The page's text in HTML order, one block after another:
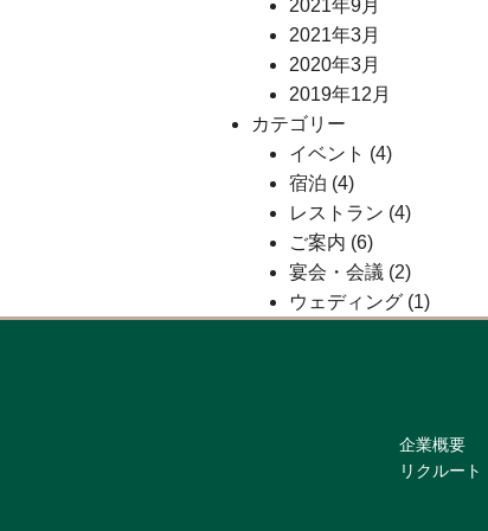
2021年9月
2021年3月
2020年3月
2019年12月
カテゴリー
イベント (4)
宿泊 (4)
レストラン (4)
ご案内 (6)
宴会・会議 (2)
ウェディング (1)
企業概要
リクルート